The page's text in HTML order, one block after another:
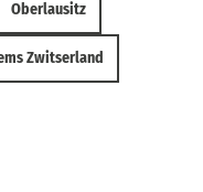
Oberlausitz
Zwitserland